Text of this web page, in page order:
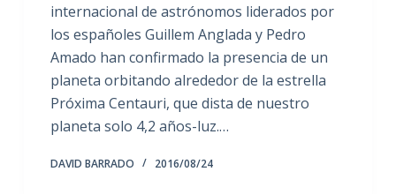
internacional de astrónomos liderados por
los españoles Guillem Anglada y Pedro
Amado han confirmado la presencia de un
planeta orbitando alrededor de la estrella
Próxima Centauri, que dista de nuestro
planeta solo 4,2 años-luz.…
DAVID BARRADO 2016/08/24